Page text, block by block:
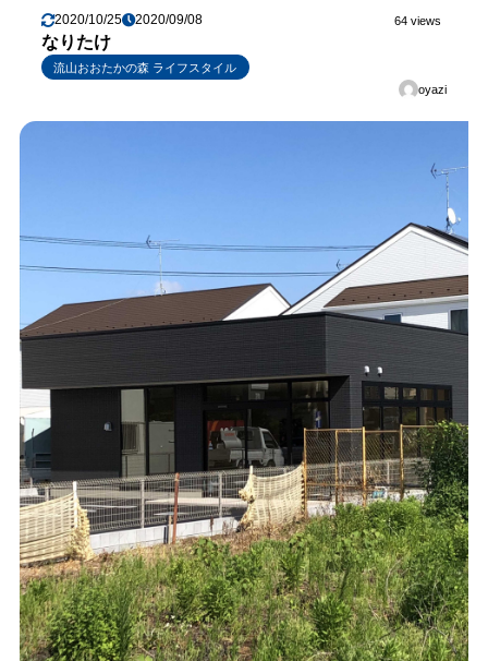
2020/10/25 2020/09/08 64 views
なりたけ
流山おおたかの森 ライフスタイル
oyazi